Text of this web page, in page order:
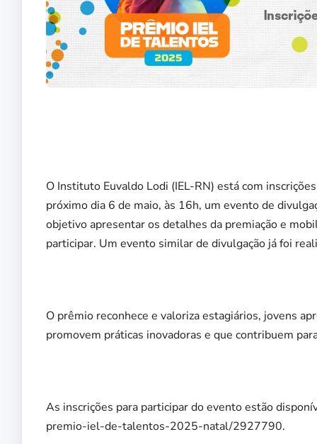
O Instituto Euvaldo Lodi (IEL-RN) está com
próximo dia 6 de maio, às 16h, um evento de
objetivo apresentar os detalhes da premiação e
participar. Um evento similar de divulgação já foi
O prêmio reconhece e valoriza estagiários, jovens
promovem práticas inovadoras e que contribuem
As inscrições para participar do evento estão
premio-iel-de-talentos-2025-natal/2927790.